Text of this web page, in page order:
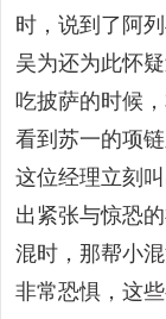
时，说到了阿
吴为还为此怀
吃披萨的时候
看到苏一的项
这位经理立刻
出紧张与惊恐
混时，那帮小
非常恐惧，这